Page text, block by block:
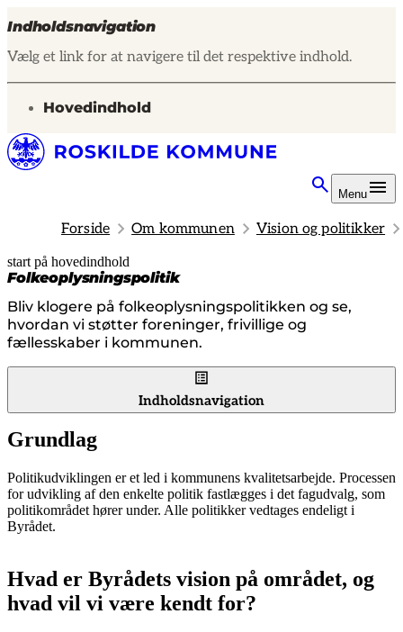
Indholdsnavigation
Vælg et link for at navigere til det respektive indhold.
gå til
Hovedindhold
Menu
Forside Om kommunen Vision og politikker
start på hovedindhold
Folkeoplysningspolitik
Bliv klogere på folkeoplysningspolitikken og se,
hvordan vi støtter foreninger, frivillige og
fællesskaber i kommunen.
senest opdateret 22. april 2026
Indholdsnavigation
Grundlag
Politikudviklingen er et led i kommunens kvalitetsarbejde. Processen
for udvikling af den enkelte politik fastlægges i det fagudvalg, som
politikområdet hører under. Alle politikker vedtages endeligt i
Byrådet.
Hvad er Byrådets vision på området, og
hvad vil vi være kendt for?